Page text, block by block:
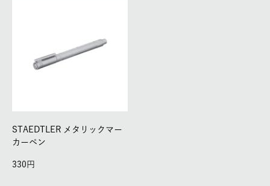
STAEDTLER メタリックマー
カーペン
330